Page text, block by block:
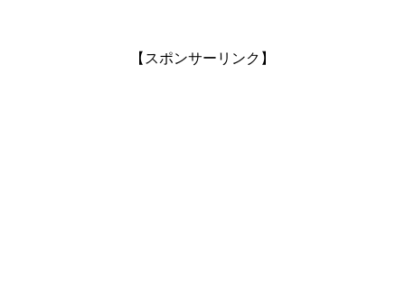
【スポンサーリンク】